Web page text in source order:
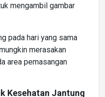
mengambil gambar
pada hari yang sama
merasakan
area pemasangan
Kesehatan Jantung